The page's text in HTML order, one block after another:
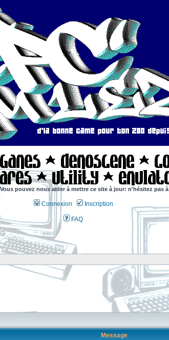
pouvez nous aider à mettre ce site à jour: n'hésitez pas à
Connexion Inscription
FAQ
Message